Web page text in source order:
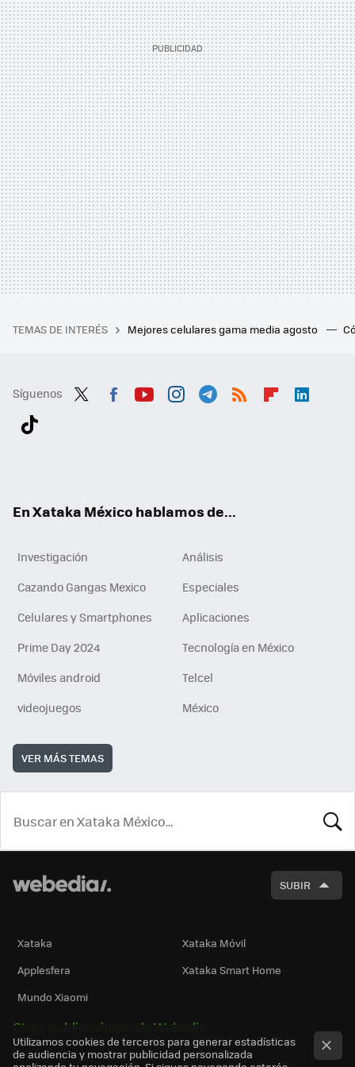
TEMAS DE INTERÉS Mejores celulares gama media agosto
Síguenos
En Xataka México hablamos de...
Investigación
Análisis
Cazando Gangas Mexico
Especiales
Celulares y Smartphones
Aplicaciones
Prime Day 2024
Tecnología en México
Móviles android
Telcel
videojuegos
México
VER MÁS TEMAS
SUBIR
Xataka
Xataka Móvil
Applesfera
Xataka Smart Home
Mundo Xiaomi
Otras publicaciones de Webedia
Utilizamos cookies de terceros para generar estadísticas
de audiencia y mostrar publicidad personalizada